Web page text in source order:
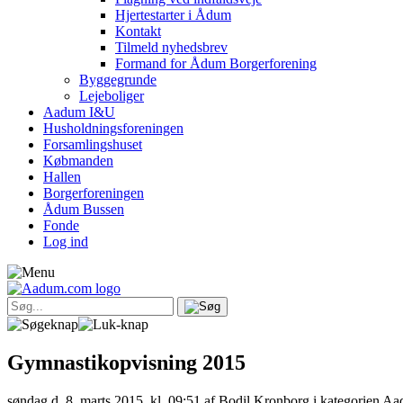
Hjertestarter i Ådum
Kontakt
Tilmeld nyhedsbrev
Formand for Ådum Borgerforening
Byggegrunde
Lejeboliger
Aadum I&U
Husholdningsforeningen
Forsamlingshuset
Købmanden
Hallen
Borgerforeningen
Ådum Bussen
Fonde
Log ind
Gymnastikopvisning 2015